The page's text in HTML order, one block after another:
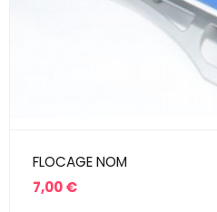
FLOCAGE NOM
Prix
7,00 €